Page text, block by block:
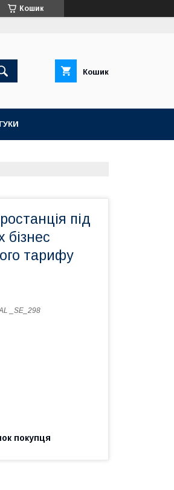
Кошик
Кошик
під
бізнес
тарифу
_SE_298
покупця